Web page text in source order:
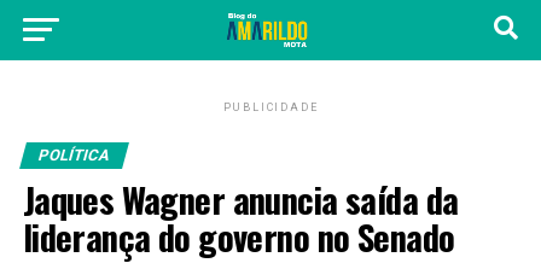
PUBLICIDADE
POLÍTICA
Jaques Wagner anuncia saída da
liderança do governo no Senado